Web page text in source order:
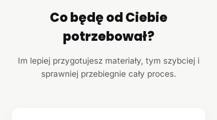
Co będę od Ciebie
potrzebował?
Im lepiej przygotujesz materiały, tym szybciej i
sprawniej przebiegnie cały proces.